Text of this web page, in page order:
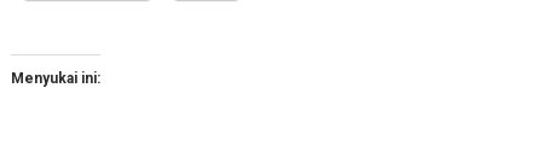
Menyukai ini: